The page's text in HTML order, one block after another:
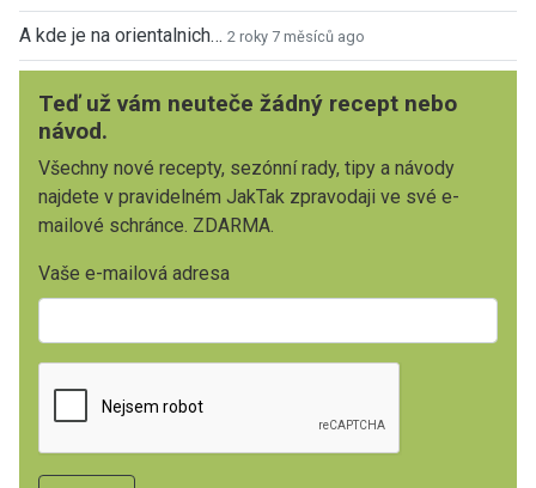
A kde je na orientalnich… 2 roky 7 měsíců ago
Teď už vám neuteče žádný recept nebo
návod.
Všechny nové recepty, sezónní rady, tipy a návody
najdete v pravidelném JakTak zpravodaji ve své e-
mailové schránce. ZDARMA.
Vaše e-mailová adresa